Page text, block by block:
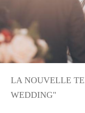
LA NOUVELLE
WEDDING"